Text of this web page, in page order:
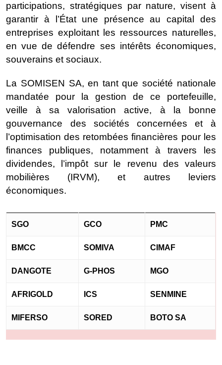
participations, stratégiques par nature, visent à
garantir à l’État une présence au capital des
entreprises exploitant les ressources naturelles,
en vue de défendre ses intérêts économiques,
souverains et sociaux.
La SOMISEN SA, en tant que société nationale
mandatée pour la gestion de ce portefeuille,
veille à sa valorisation active, à la bonne
gouvernance des sociétés concernées et à
l’optimisation des retombées financières pour les
finances publiques, notamment à travers les
dividendes, l’impôt sur le revenu des valeurs
mobilières (IRVM), et autres leviers
économiques.
SGO GCO PMC
BMCC SOMIVA CIMAF
DANGOTE G-PHOS MGO
AFRIGOLD ICS SENMINE
MIFERSO SORED BOTO SA